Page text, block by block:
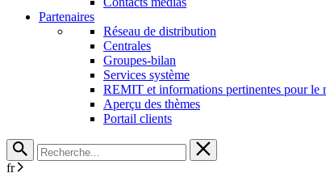
Partenaires
Réseau de distribution
Centrales
Groupes-bilan
Services système
REMIT et informations pertinentes pour le
Aperçu des thèmes
Portail clients
fr